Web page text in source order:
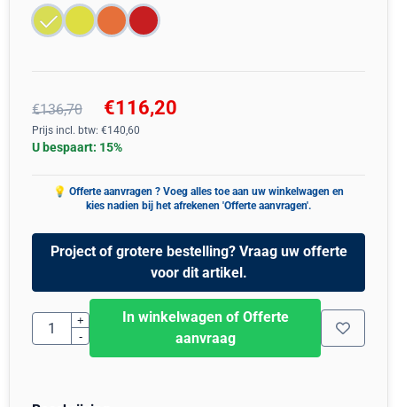
€136,70 €116,20
Prijs incl. btw: €140,60
U bespaart: 15%
Project of grotere bestelling? Vraag uw offerte
voor dit artikel.
Aantal
+
-
In winkelwagen of Offerte
aanvraag